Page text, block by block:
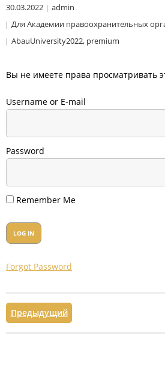
30.03.2022
admin
Для Академии правоохранительных
AbauUniversity2022, premium
Вы не имеете права просматривать
Username or E-mail
Password
Remember Me
Forgot Password
Предыдущий